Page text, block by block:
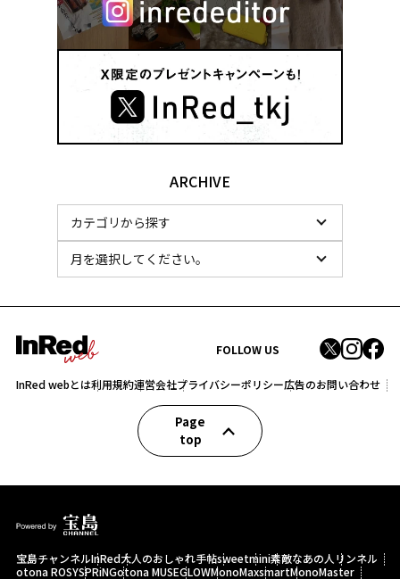
ARCHIVE
FOLLOW US
InRed webとは利用規約運営会社プライバシーポリシー広告のお問い合わせ
Page
top
宝島チャンネルInRed大人のおしゃれ手帖sweetmini素敵なあの人 リンネル
otona ROSYSPRiNGotona MUSEGLOWMonoMaxsmartMonoMaster